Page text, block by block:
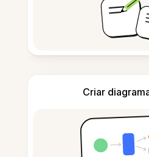
Criar